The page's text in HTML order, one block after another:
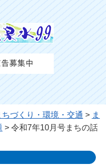
ちづくり・環境・交通 > ま
> 令和7年10月号まちの話